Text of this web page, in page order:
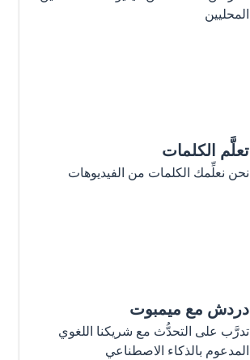
المحليين
تعلَّم الكلمات
نحن نعلِّمك الكلمات من الفيديوهات
دردش مع ميمبوت
تدرَّب على التحدُّث مع شريكنا اللغوي
المدعوم بالذكاء الاصطناعي